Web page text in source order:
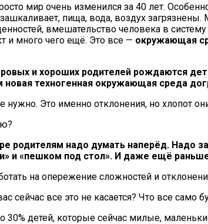
мир очень изменился за 40 лет.
пища, вода, воздух
вмешательство человека в
и много чего ещё. Это все — окружающая
и хороших родителей рождаются
новая техногенная окружающая среда
нужно. Это именно отклонения, но хлопот
родителям надо думать наперёд. Надо
и «пешком под стол». И даже ещё
на опережение сложностей и
сейчас все это не касается? Что все само
30% детей, которые сейчас милые,